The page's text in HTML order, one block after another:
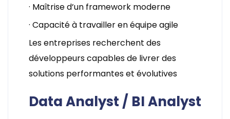
· Maîtrise d’un framework moderne
· Capacité à travailler en équipe agile
Les entreprises recherchent des
développeurs capables de livrer des
solutions performantes et évolutives
Data Analyst / BI Analyst